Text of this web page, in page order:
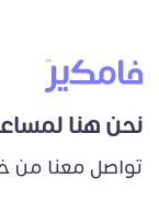
نحن هنا
تواصل معنا من